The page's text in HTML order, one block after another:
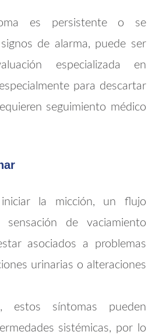
es persistente o se
de alarma, puede ser
especializada en
especialmente para descartar
seguimiento médico
la micción, un flujo
de vaciamiento
asociados a problemas
urinarias o alteraciones
estos síntomas pueden
sistémicas, por lo